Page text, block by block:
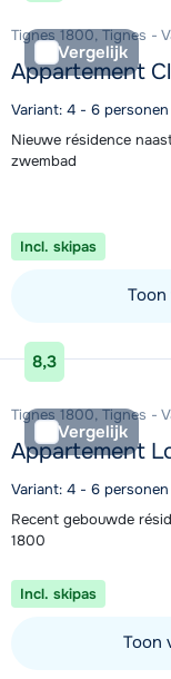
Vergelijk
Tignes 1800, Tignes -
Appartement
Variant: 4 - 6 personen
Nieuwe résidence
zwembad
Incl. skipas
Bekijk accommodatie
8,3
Vergelijk
Tignes 1800, Tignes -
Appartement
Variant: 4 - 6 personen
Recent gebouwde
1800
Incl. skipas
Toon